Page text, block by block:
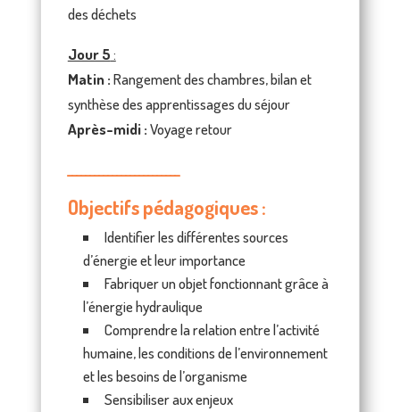
des déchets
Jour 5:
Matin :Rangement des chambres, bilan et
synthèse des apprentissages du séjour
Après-midi :Voyage retour
Objectifs pédagogiques :
Identifier les différentes sources
d’énergie et leur importance
Fabriquer un objet fonctionnant grâce à
l’énergie hydraulique
Comprendre la relation entre l’activité
humaine, les conditions de l’environnement
et les besoins de l’organisme
Sensibiliser aux enjeux